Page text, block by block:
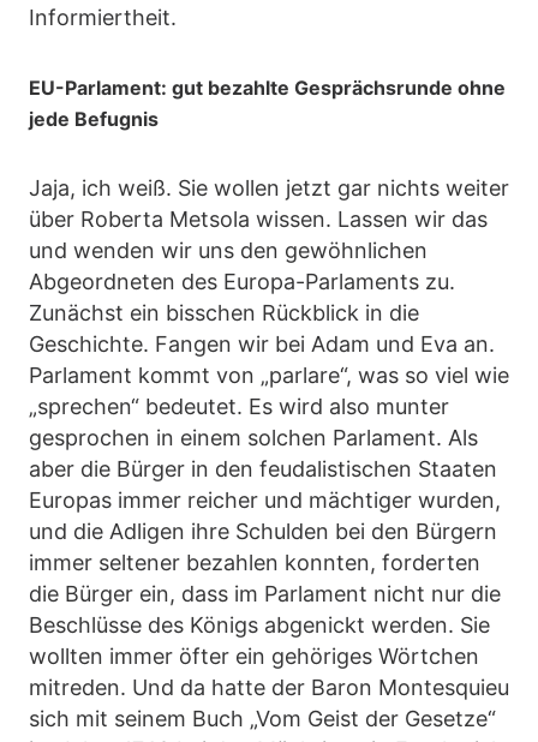
Informiertheit.
EU-Parlament: gut bezahlte Gesprächsrunde ohne
jede Befugnis
Jaja, ich weiß. Sie wollen jetzt gar nichts weiter
über Roberta Metsola wissen. Lassen wir das
und wenden wir uns den gewöhnlichen
Abgeordneten des Europa-Parlaments zu.
Zunächst ein bisschen Rückblick in die
Geschichte. Fangen wir bei Adam und Eva an.
Parlament kommt von „parlare“, was so viel wie
„sprechen“ bedeutet. Es wird also munter
gesprochen in einem solchen Parlament. Als
aber die Bürger in den feudalistischen Staaten
Europas immer reicher und mächtiger wurden,
und die Adligen ihre Schulden bei den Bürgern
immer seltener bezahlen konnten, forderten
die Bürger ein, dass im Parlament nicht nur die
Beschlüsse des Königs abgenickt werden. Sie
wollten immer öfter ein gehöriges Wörtchen
mitreden. Und da hatte der Baron Montesquieu
sich mit seinem Buch „Vom Geist der Gesetze“